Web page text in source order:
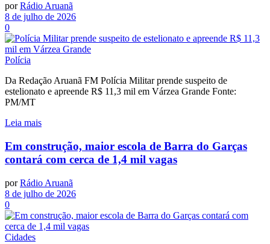
por Rádio Aruanã
8 de julho de 2026
0
Polícia
Da Redação Aruanã FM Polícia Militar prende suspeito de
estelionato e apreende R$ 11,3 mil em Várzea Grande Fonte:
PM/MT
Leia mais
Em construção, maior escola de Barra do Garças
contará com cerca de 1,4 mil vagas
por Rádio Aruanã
8 de julho de 2026
0
Cidades